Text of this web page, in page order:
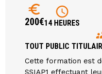
euro
200€
schedule
14 HEURES
TOUT PUBLIC
Cette formation est
SSIAP1 effectuant